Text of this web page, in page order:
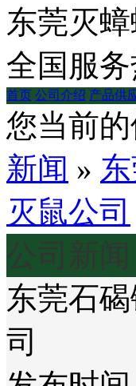
东莞灭
全国服
首页 公司介绍 产品供
您当前的
新闻 »
灭鼠公司
公司新闻
东莞石
司